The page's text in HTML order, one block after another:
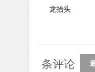
龙抬头
条评论